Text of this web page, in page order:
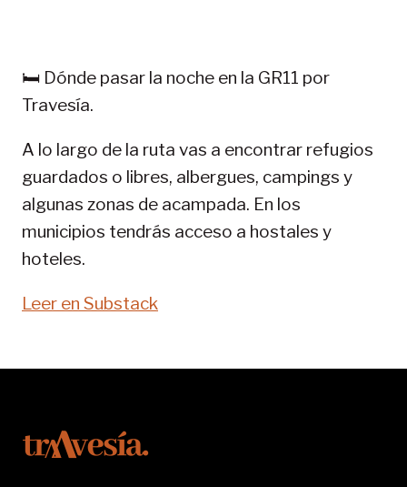
11-
🛏️ Dónde pasar la noche en la GR11 por
Travesía.
A lo largo de la ruta vas a encontrar refugios
guardados o libres, albergues, campings y
algunas zonas de acampada. En los
municipios tendrás acceso a hostales y
hoteles.
Leer en Substack